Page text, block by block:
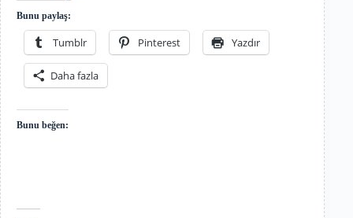
Bunu paylaş:
Tumblr Pinterest Yazdır
Daha fazla
Bunu beğen: